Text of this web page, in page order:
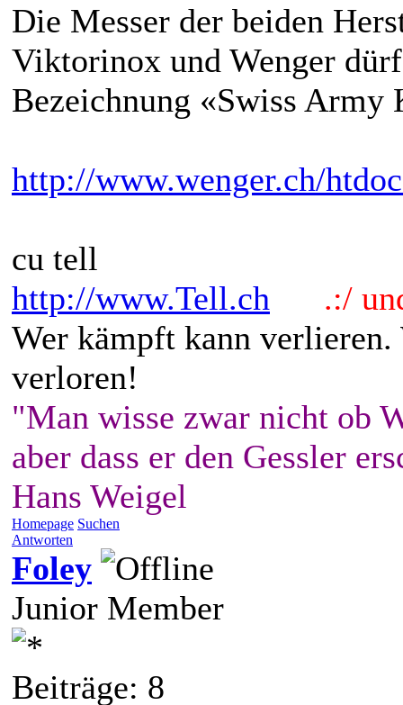
Die Messer der beiden
Viktorinox und Wenger
Bezeichnung «Swiss Army
http://www.wenger.ch/
cu tell
http://www.Tell.ch
.:/
Wer kämpft kann
verloren!
"Man wisse zwar nicht ob
aber dass er den Gessler
Hans Weigel
Homepage Suchen
Antworten
Foley
Junior Member
Beiträge: 8